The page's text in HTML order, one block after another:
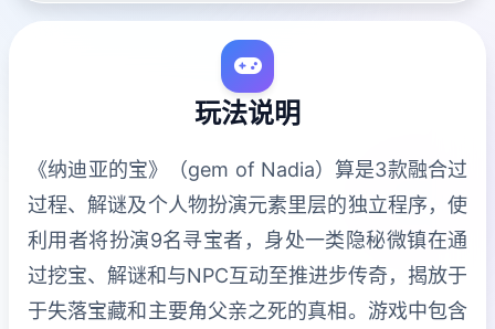
玩法说明
《纳迪亚的宝》（gem of Nadia）算是3款融合过
过程、解谜及个人物扮演元素里层的独立程序，使
利用者将扮演9名寻宝者，身处一类隐秘微镇在通
过挖宝、解谜和与NPC互动至推进步传奇，揭放于
于失落宝藏和主要角父亲之死的真相。游戏中包含